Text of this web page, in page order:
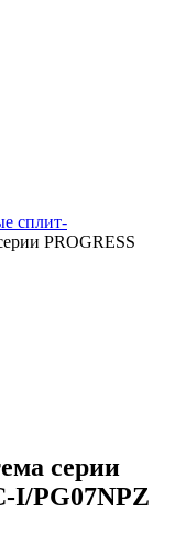
сплит-
PROGRESS
серии
I/PG07NPZ